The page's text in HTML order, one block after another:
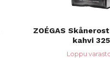
ZOÉGAS
kahvi
Loppu